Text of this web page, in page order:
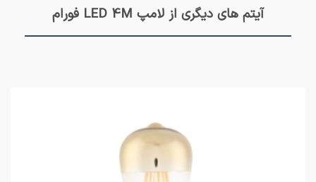
آیتم های دیگری از لامپ LED 4M فورام